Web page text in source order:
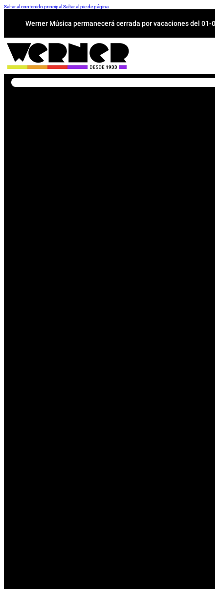
Saltar al contenido principal Saltar al pie de página
Werner Música permanecerá cerrada por vacaciones del 01-
Buscar